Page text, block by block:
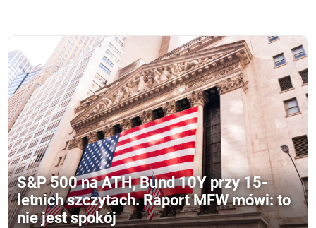
S&P 500 na ATH, Bund 10Y przy 15-
letnich szczytach. Raport MFW mówi: to
nie jest spokój